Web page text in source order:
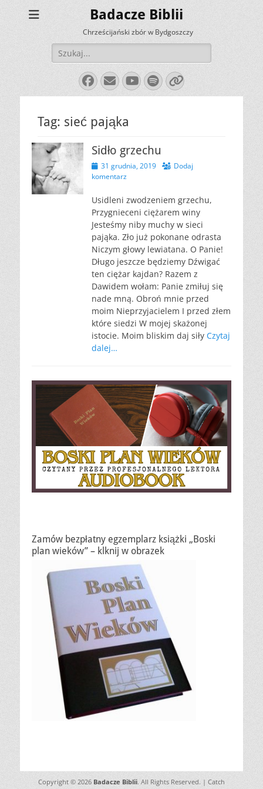
Badacze Biblii
Chrześcijański zbór w Bydgoszczy
Szukaj:
Facebook
E-
mail
YouTube
Spotify
Link
Tag: sieć pająka
Sidło grzechu
Opublikowano
31 grudnia, 2019
Dodaj
komentarz
Usidleni zwodzeniem grzechu,
Przygnieceni ciężarem winy
Jesteśmy niby muchy w sieci
pająka. Zło już pokonane odrasta
Niczym głowy lewiatana. O Panie!
Długo jeszcze będziemy Dźwigać
ten ciężar kajdan? Razem z
Dawidem wołam: Panie zmiłuj się
nade mną. Obroń mnie przed
moim Nieprzyjacielem I przed złem
które siedzi W mojej skażonej
istocie. Moim bliskim daj siły Czytaj
dalej…
Zamów bezpłatny egzemplarz książki „Boski
plan wieków” – klknij w obrazek
Copyright © 2026 Badacze Biblii. All Rights Reserved. | Catch